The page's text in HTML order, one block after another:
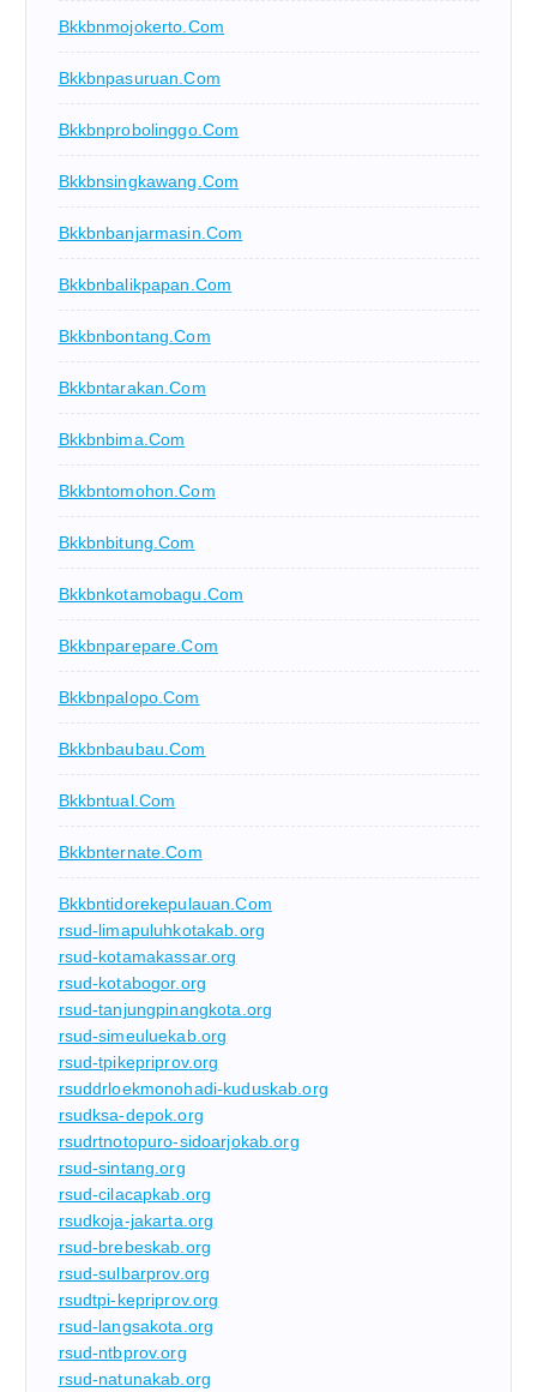
Bkkbnmojokerto.com
Bkkbnpasuruan.com
Bkkbnprobolinggo.com
Bkkbnsingkawang.com
Bkkbnbanjarmasin.com
Bkkbnbalikpapan.com
Bkkbnbontang.com
Bkkbntarakan.com
Bkkbnbima.com
Bkkbntomohon.com
Bkkbnbitung.com
Bkkbnkotamobagu.com
Bkkbnparepare.com
Bkkbnpalopo.com
Bkkbnbaubau.com
Bkkbntual.com
Bkkbnternate.com
Bkkbntidorekepulauan.com
rsud-limapuluhkotakab.org
rsud-kotamakassar.org
rsud-kotabogor.org
rsud-tanjungpinangkota.org
rsud-simeuluekab.org
rsud-tpikepriprov.org
rsuddrloekmonohadi-kuduskab.org
rsudksa-depok.org
rsudrtnotopuro-sidoarjokab.org
rsud-sintang.org
rsud-cilacapkab.org
rsudkoja-jakarta.org
rsud-brebeskab.org
rsud-sulbarprov.org
rsudtpi-kepriprov.org
rsud-langsakota.org
rsud-ntbprov.org
rsud-natunakab.org